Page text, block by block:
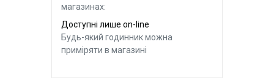
магазинах:
Доступні лише on-line
Будь-який годинник можна
приміряти в магазині